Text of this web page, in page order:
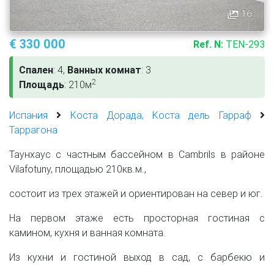
16
€ 330 000 Ref. N: TEN-293
Спален: 4, Ванных комнат: 3
Площадь: 210м2
Испания
Коста Дорада, Коста дель Гарраф
Таррагона
Таунхаус с частным бассейном в Cambrils в районе
Vilafotuny, площадью 210кв.м.,
состоит из трех этажей и ориентирован на север и юг.
На первом этаже есть просторная гостиная с
камином, кухня и ванная комната.
Из кухни и гостиной выход в сад, с барбекю и